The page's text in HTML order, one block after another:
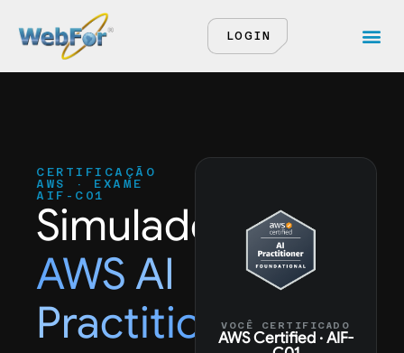
LOGIN
CERTIFICAÇÃO
AWS · EXAME
AIF-C01
Simulado
AWS AI
PractitionerVOCÊ CERTIFICADO
AWS Certified · AIF-